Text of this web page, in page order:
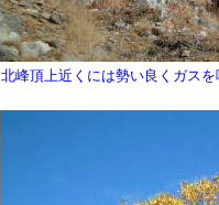
北峰頂上近くには勢い良くガス